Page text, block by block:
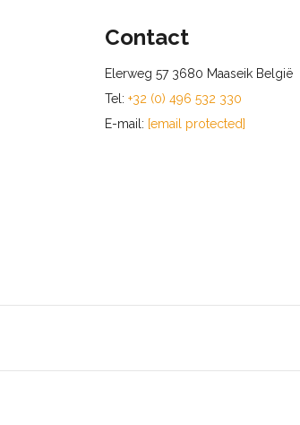
Contact
Elerweg 57 3680 Maaseik België
Tel: +32 (0) 496 532 330
E-mail: [email protected]